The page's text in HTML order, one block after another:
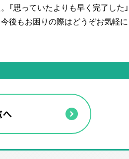
思っていたよりも早く完了した」
後もお困りの際はどうぞお気軽に
へ